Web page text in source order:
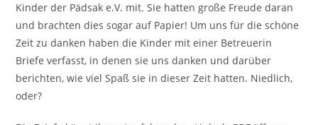
Kinder der Pädsak e.V. mit. Sie hatten große Freude daran
und brachten dies sogar auf Papier! Um uns für die schöne
Zeit zu danken haben die Kinder mit einer Betreuerin
Briefe verfasst, in denen sie uns danken und darüber
berichten, wie viel Spaß sie in dieser Zeit hatten. Niedlich,
oder?